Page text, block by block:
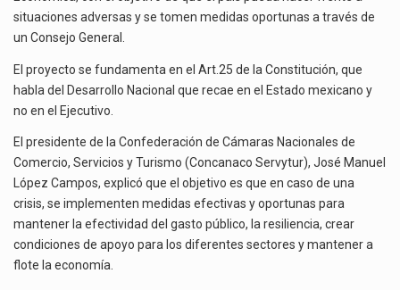
La inversión fija bruta en México registró un aumento de 1.1% interanual en mayo de…
El Departamento de Agricultura de Estados Unidos (USDA) suspendió el 5 de agosto de 2026…
REACTIVACIÓN
situaciones adversas y se tomen medidas oportunas a través de
un Consejo General.
El proyecto se fundamenta en el Art.25 de la Constitución, que
habla del Desarrollo Nacional que recae en el Estado mexicano y
no en el Ejecutivo.
El presidente de la Confederación de Cámaras Nacionales de
Comercio, Servicios y Turismo (Concanaco Servytur), José Manuel
López Campos, explicó que el objetivo es que en caso de una
crisis, se implementen medidas efectivas y oportunas para
mantener la efectividad del gasto público, la resiliencia, crear
condiciones de apoyo para los diferentes sectores y mantener a
flote la economía.